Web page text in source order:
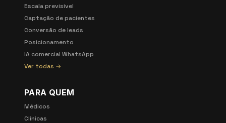
Escala previsível
Captação de pacientes
Conversão de leads
Posicionamento
IA comercial WhatsApp
Ver todas →
PARA QUEM
Médicos
Clínicas